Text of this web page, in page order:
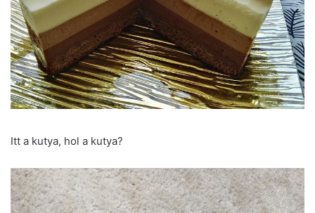
Itt a kutya, hol a kutya?